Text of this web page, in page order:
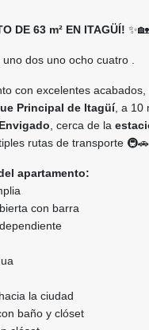
DE 63 m² EN ITAGÜÍ! ✨🏡
dos uno ocho cuatro .
con excelentes
Principal de Itagüí, a 10
, cerca de la
rutas de transporte 🚇🚗
apartamento:
con barra
la ciudad
baño y clóset